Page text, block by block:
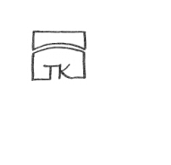
Inhalt
springen